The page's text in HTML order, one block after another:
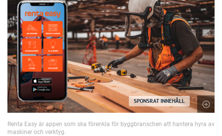
SPONSRAT INNEHÅLL
Renta Easy är appen som ska förenkla för byggbranschen att hantera hyra av
maskiner och verktyg.